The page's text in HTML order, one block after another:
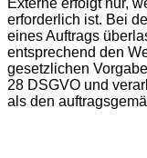
Externe erfolgt nur,
erforderlich ist. Bei
eines Auftrags
entsprechend den
gesetzlichen
28 DSGVO und
als den